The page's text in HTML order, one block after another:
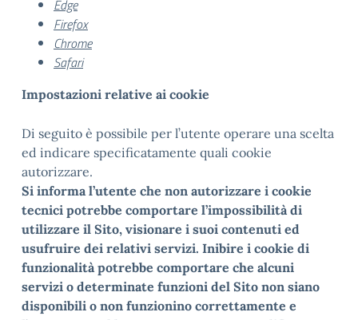
Edge
Firefox
Chrome
Safari
Impostazioni relative ai cookie
Di seguito è possibile per l’utente operare una scelta
ed indicare specificatamente quali cookie
autorizzare.
Si informa l’utente che non autorizzare i cookie
tecnici potrebbe comportare l’impossibilità di
utilizzare il Sito, visionare i suoi contenuti ed
usufruire dei relativi servizi. Inibire i cookie di
funzionalità potrebbe comportare che alcuni
servizi o determinate funzioni del Sito non siano
disponibili o non funzionino correttamente e